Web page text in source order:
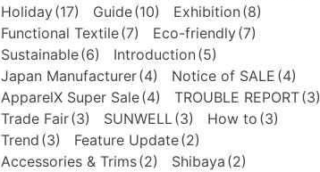
Holiday(17) Guide(10) Exhibition (8)
Functional Textile(7) Eco-friendly(7)
Sustainable(6) Introduction (5)
Japan Manufacturer(4) Notice of SALE (4)
ApparelX Super Sale(4) TROUBLE REPORT(3)
Trade Fair(3) SUNWELL (3) How to (3)
Trend (3) Feature Update(2)
Accessories & Trims(2) Shibaya (2)